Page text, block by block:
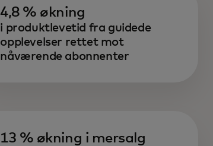
4,8 % økning
i produktlevetid fra guidede
opplevelser rettet mot
nåværende abonnenter
13 % økning i mersalg